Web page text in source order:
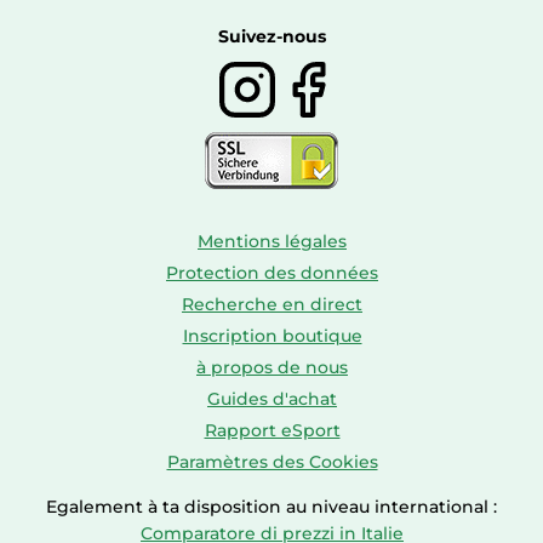
Suivez-nous
Mentions légales
Protection des données
Recherche en direct
Inscription boutique
à propos de nous
Guides d'achat
Rapport eSport
Paramètres des Cookies
Egalement à ta disposition au niveau international :
Comparatore di prezzi in Italie